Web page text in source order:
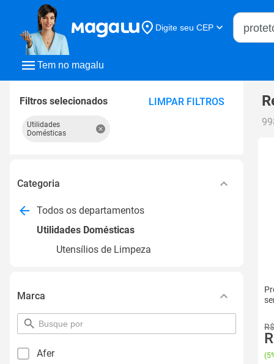
Tem no magalu
Digite seu CEP
Buscar
Filtros selecionados LIMPAR FILTROS
Utilidades
Domésticas
Categoria
Todos os departamentos
Utilidades Domésticas
Utensílios de Limpeza
Marca
pesquisar
por
Afer
(